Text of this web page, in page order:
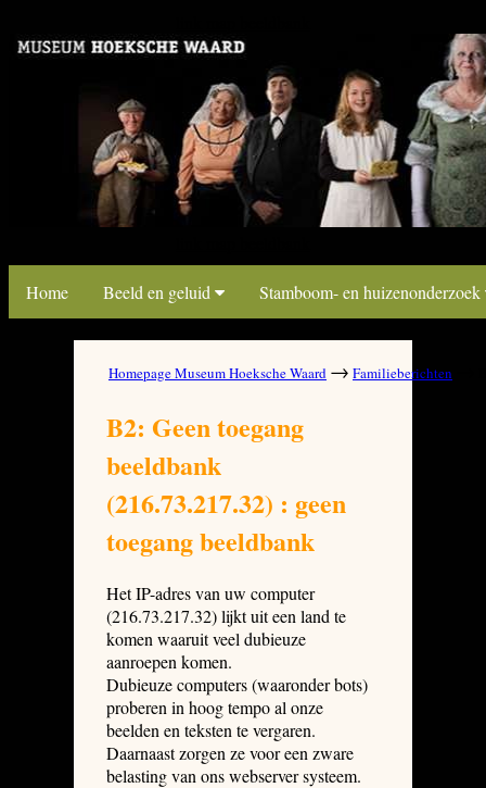
Home Beeld en geluid Stamboom- en huizenonderzoek
Homepage Museum Hoeksche Waard → Familieberichten
B2: Geen toegang
beeldbank
(216.73.217.32) : geen
toegang beeldbank
Het IP-adres van uw computer
(216.73.217.32) lijkt uit een land te
komen waaruit veel dubieuze
aanroepen komen.
Dubieuze computers (waaronder bots)
proberen in hoog tempo al onze
beelden en teksten te vergaren.
Daarnaast zorgen ze voor een zware
belasting van ons webserver systeem.